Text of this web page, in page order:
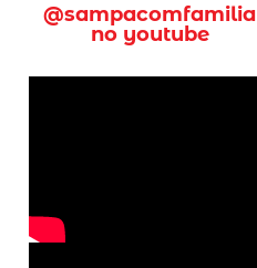
@sampacomfamilia
no youtube